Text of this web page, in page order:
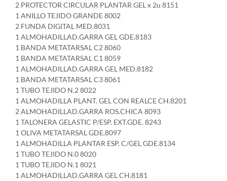
2 PROTECTOR CIRCULAR PLANTAR GEL x 2u 8151
1 ANILLO TEJIDO GRANDE 8002
2 FUNDA DIGITAL MED.8031
1 ALMOHADILLAD.GARRA GEL GDE.8183
1 BANDA METATARSAL C2 8060
1 BANDA METATARSAL C1 8059
1 ALMOHADILLAD.GARRA GEL MED.8182
1 BANDA METATARSAL C3 8061
1 TUBO TEJIDO N.2 8022
1 ALMOHADILLA PLANT. GEL CON REALCE CH.8201
2 ALMOHADILLAD.GARRA ROS.CHICA 8093
1 TALONERA GELASTIC P/ESP. EXT.GDE. 8243
1 OLIVA METATARSAL GDE.8097
1 ALMOHADILLA PLANTAR ESP. C/GEL GDE.8134
1 TUBO TEJIDO N.0 8020
1 TUBO TEJIDO N.1 8021
1 ALMOHADILLAD.GARRA GEL CH.8181